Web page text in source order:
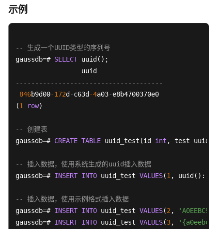
发
开
发
南
（分
布
_V2.0-
10.x）
开
（集
中
式
示例
-- 生成一个UUID类型的序列号
gaussdb=# SELECT uuid();
--------------------------------------
846b9d00-172d -c63d -4a03-e8b4700370e0
(1 row)
-- 创建表
gaussdb=# CREATE TABLE uuid_test(id int , test uuid);
-- 插入数据，使用系统生成的uuid插入数据
gaussdb=# INSERT INTO uuid_test VALUES(1 ,
-- 插入数据，使用示例格式插入数据
gaussdb=# INSERT INTO uuid_test VALUES(2 ,
gaussdb=# INSERT INTO uuid_test VALUES(3,